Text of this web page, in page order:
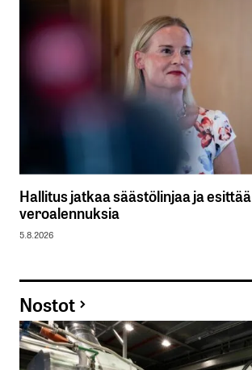
Hallitus jatkaa säästölinjaa ja esittää
veroalennuksia
5.8.2026
Nostot